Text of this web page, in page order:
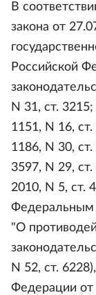
В
закона от
Российской
N 31, ст.
1151, N 16,
1186, N 30,
3597, N 29,
2010, N 5, ст.
Федеральным
"О
N 52, ст.
Федерации от